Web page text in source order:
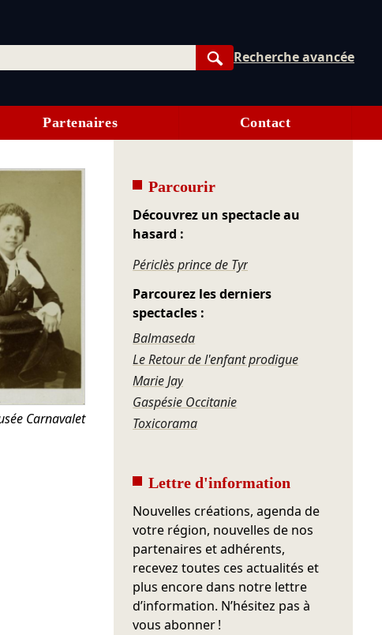
Rechercher
Recherche avancée
Partenaires Contact
Carnavalet
Parcourir
Découvrez un spectacle au
hasard :
Périclès prince de Tyr
Parcourez les derniers
spectacles :
Balmaseda
Le Retour de l'enfant prodigue
Marie Jay
Gaspésie Occitanie
Toxicorama
Lettre d'information
Nouvelles créations, agenda de
votre région, nouvelles de nos
partenaires et adhérents,
recevez toutes ces actualités et
plus encore dans notre lettre
d’information. N’hésitez pas à
vous abonner !